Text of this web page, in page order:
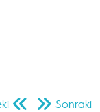
Sonraki